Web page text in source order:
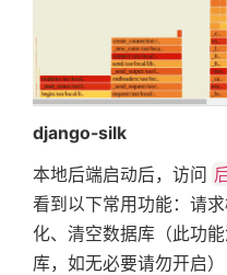
django-silk
本地后端启动后，访问
看到以下常用功能：请
化、清空数据库（此功
库，如无必要请勿开启）